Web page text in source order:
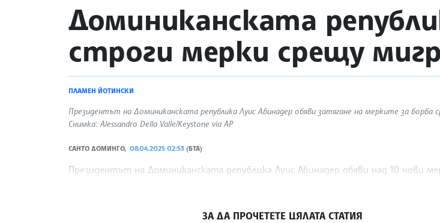
site.bta
Доминиканската
строги мерки срещу
ПЛАМЕН ЙОТИНСКИ
Президентът на Доминиканската република Луис Абинадер обяви затягане на мерките за
Снимка: Alessandro Della Valle/Keystone via AP
САНТО ДОМИНГО, 08.04.2025 02:53 (БТА)
Президентът на Доминиканската република Луис Абинадер обяви над 10 нови
ЗА ДА ПРОЧЕТЕТЕ ЦЯЛАТА СТАТИЯ